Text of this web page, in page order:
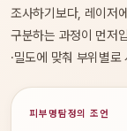
조사하기보다, 레이저
구분하는 과정이 먼저
·밀도에 맞춰 부위별
피부명탐정의 조언